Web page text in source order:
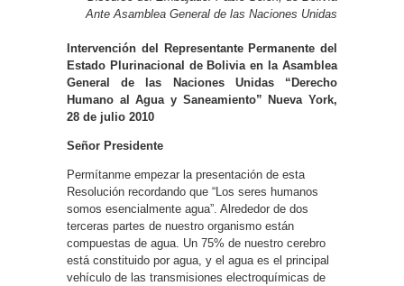
Ante Asamblea General de las Naciones Unidas
Intervención del Representante Permanente del
Estado Plurinacional de Bolivia en la Asamblea
General de las Naciones Unidas “Derecho
Humano al Agua y Saneamiento” Nueva York,
28 de julio 2010
Señor Presidente
Permítanme empezar la presentación de esta
Resolución recordando que “Los seres humanos
somos esencialmente agua”. Alrededor de dos
terceras partes de nuestro organismo están
compuestas de agua. Un 75% de nuestro cerebro
está constituido por agua, y el agua es el principal
vehículo de las transmisiones electroquímicas de